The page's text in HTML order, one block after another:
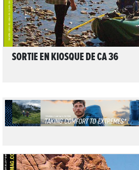
SORTIE EN KIOSQUE DE CA 36